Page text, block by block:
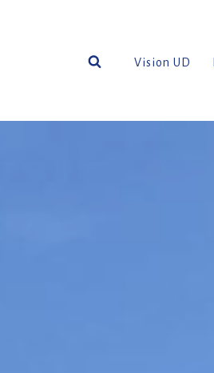
Vision UD